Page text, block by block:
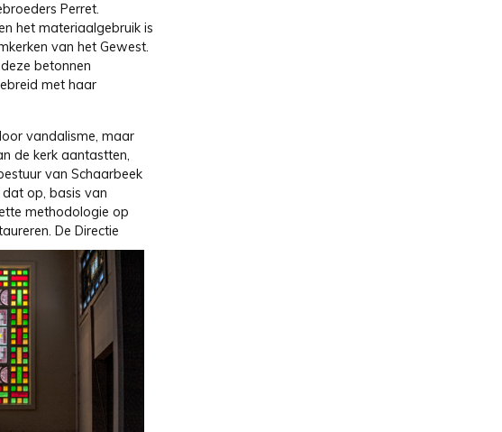
Perret.
het materiaalgebruik is
van het Gewest.
betonnen
met haar
vandalisme, maar
de kerk aantastten,
van Schaarbeek
op, basis van
methodologie op
De Directie